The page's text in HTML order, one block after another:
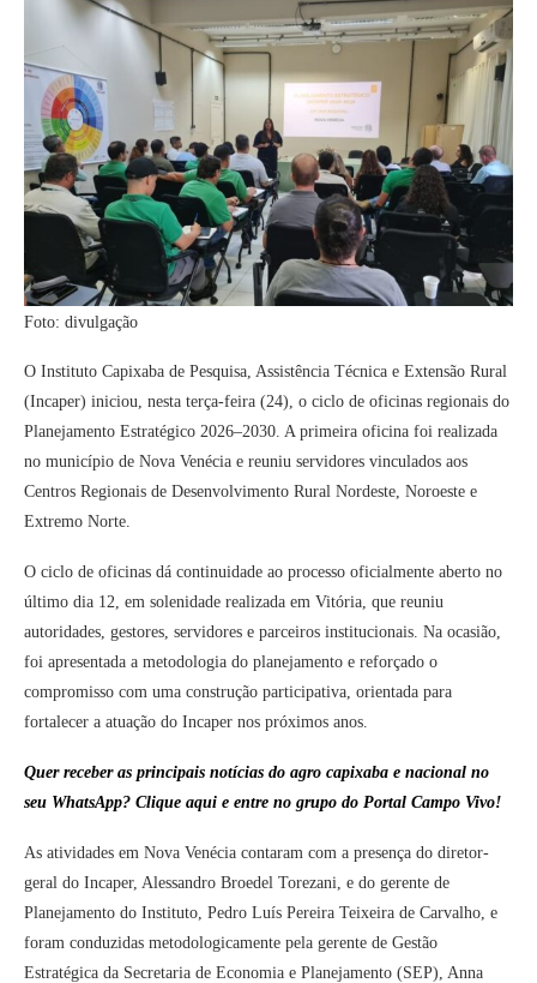
Foto: divulgação
O Instituto Capixaba de Pesquisa, Assistência Técnica e Extensão Rural
(Incaper) iniciou, nesta terça-feira (24), o ciclo de oficinas regionais do
Planejamento Estratégico 2026–2030. A primeira oficina foi realizada
no município de Nova Venécia e reuniu servidores vinculados aos
Centros Regionais de Desenvolvimento Rural Nordeste, Noroeste e
Extremo Norte.
O ciclo de oficinas dá continuidade ao processo oficialmente aberto no
último dia 12, em solenidade realizada em Vitória, que reuniu
autoridades, gestores, servidores e parceiros institucionais. Na ocasião,
foi apresentada a metodologia do planejamento e reforçado o
compromisso com uma construção participativa, orientada para
fortalecer a atuação do Incaper nos próximos anos.
Quer receber as principais notícias do agro capixaba e nacional no
seu WhatsApp? Clique aqui e entre no grupo do Portal Campo Vivo!
As atividades em Nova Venécia contaram com a presença do diretor-
geral do Incaper, Alessandro Broedel Torezani, e do gerente de
Planejamento do Instituto, Pedro Luís Pereira Teixeira de Carvalho, e
foram conduzidas metodologicamente pela gerente de Gestão
Estratégica da Secretaria de Economia e Planejamento (SEP), Anna